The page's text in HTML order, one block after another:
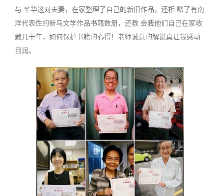
与 芊华这对夫妻，在家整理了自己的新旧作品，还相 赠了有南
洋代表性的新马文学作品书籍数册，还教 会我他们自己在家收
藏几十年，如何保护书籍的心得！老师诚意的解说真让我感动
目润。